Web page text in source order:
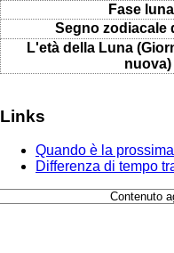
Fase
Segno zodiacale
L'età della Luna
nuova)
Links
Quando è la
Differenza di tempo
Contenuto